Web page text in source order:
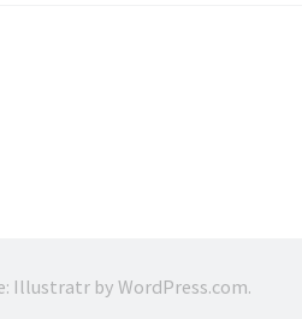
Illustratr by WordPress.com.